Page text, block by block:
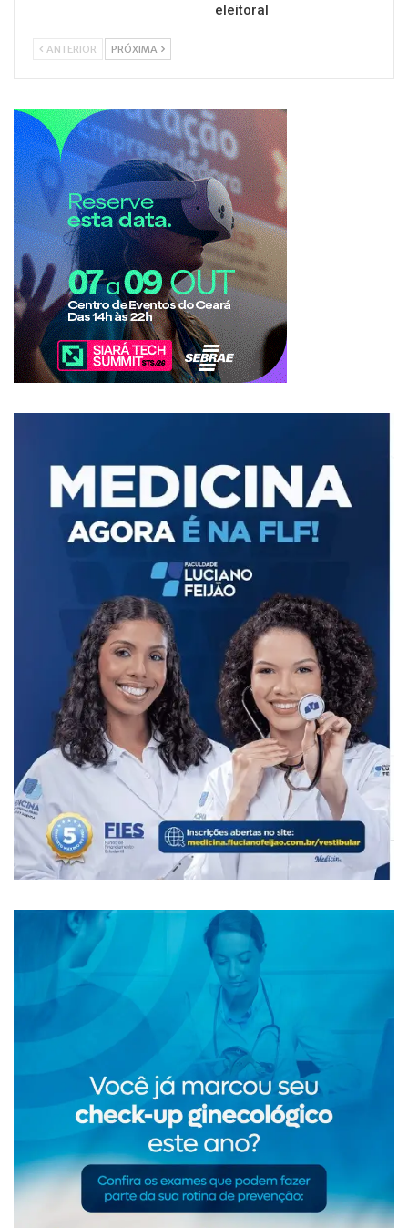
eleitoral
ANTERIOR PRÓXIMA